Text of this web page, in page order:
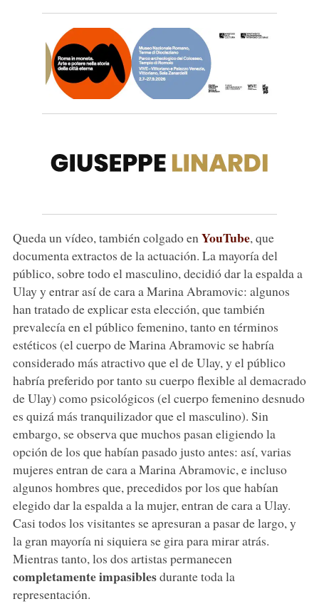
Queda un vídeo, también colgado enYouTube, que
documenta extractos de la actuación. La mayoría del
público, sobre todo el masculino, decidió dar la espalda a
Ulay y entrar así de cara a Marina Abramovic: algunos
han tratado de explicar esta elección, que también
prevalecía en el público femenino, tanto en términos
estéticos (el cuerpo de Marina Abramovic se habría
considerado más atractivo que el de Ulay, y el público
habría preferido por tanto su cuerpo flexible al demacrado
de Ulay) como psicológicos (el cuerpo femenino desnudo
es quizá más tranquilizador que el masculino). Sin
embargo, se observa que muchos pasan eligiendo la
opción de los que habían pasado justo antes: así, varias
mujeres entran de cara a Marina Abramovic, e incluso
algunos hombres que, precedidos por los que habían
elegido dar la espalda a la mujer, entran de cara a Ulay.
Casi todos los visitantes se apresuran a pasar de largo, y
la gran mayoría ni siquiera se gira para mirar atrás.
Mientras tanto, los dos artistas permanecen
completamente impasiblesdurante toda la
representación.